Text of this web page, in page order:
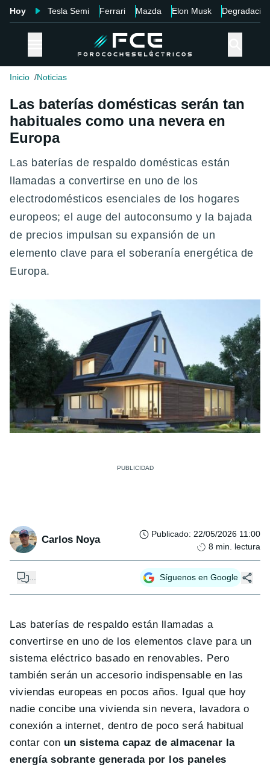
Hoy Tesla Semi Ferrari Mazda Elon Musk Degradación
Inicio Noticias
Las baterías domésticas serán tan
habituales como una nevera en
Europa
Las baterías de respaldo domésticas están
llamadas a convertirse en uno de los
electrodomésticos esenciales de los hogares
europeos; el auge del autoconsumo y la bajada
de precios impulsan su expansión de un
elemento clave para el soberanía energética de
Europa.
Carlos Noya Publicado: 22/05/2026 11:00
8 min. lectura
Síguenos en Google
Las baterías de respaldo están llamadas a
convertirse en uno de los elementos clave para un
sistema eléctrico basado en renovables. Pero
también serán un accesorio indispensable en las
viviendas europeas en pocos años. Igual que hoy
nadie concibe una vivienda sin nevera, lavadora o
conexión a internet, dentro de poco será habitual
contar con un sistema capaz de almacenar la
energía sobrante generada por los paneles